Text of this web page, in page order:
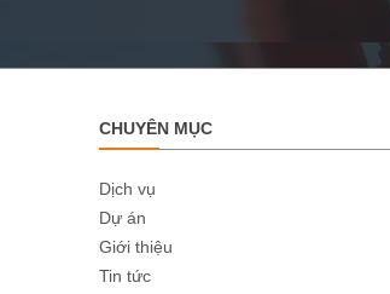
CHUYÊN MỤC
Dịch vụ
Dự án
Giới thiệu
Tin tức